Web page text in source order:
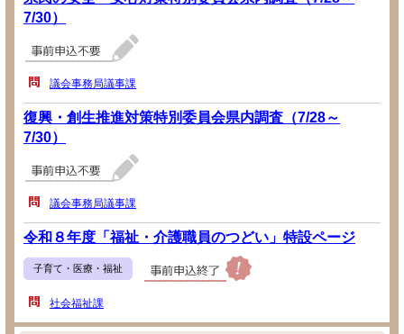
7/30）
議会事務局議事課
復興・創生推進対策特別委員会県内調査（7/28～
7/30）
議会事務局議事課
令和８年度「福祉・介護職員のつどい」特設ページ
子育て・医療・福祉
社会福祉課